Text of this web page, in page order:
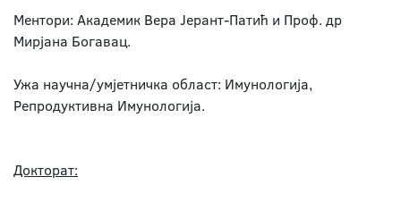
Ментори: Академик Вера Јерант-Патић и Проф. др
Мирјана Богавац.
Ужа научна/умјетничка област: Имунологија,
Репродуктивна Имунологија.
Докторат: